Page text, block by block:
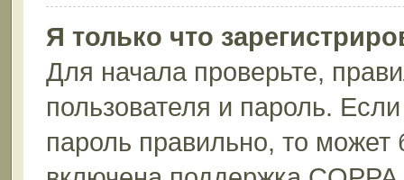
Я только что
Для начала проверьте,
пользователя и пароль.
пароль правильно, то